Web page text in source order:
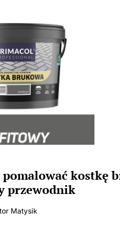
pomalować kostkę
przewodnik
Matysik